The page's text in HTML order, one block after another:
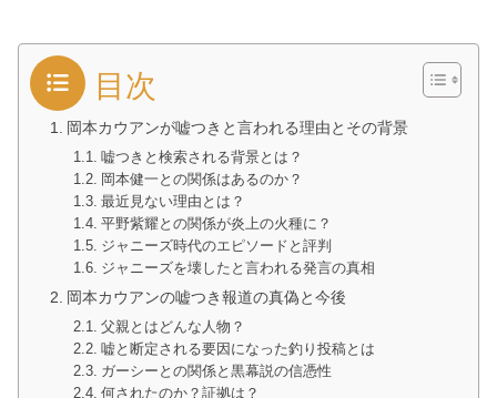
目次
岡本カウアンが嘘つきと言われる理由とその背景
嘘つきと検索される背景とは？
岡本健一との関係はあるのか？
最近見ない理由とは？
平野紫耀との関係が炎上の火種に？
ジャニーズ時代のエピソードと評判
ジャニーズを壊したと言われる発言の真相
岡本カウアンの嘘つき報道の真偽と今後
父親とはどんな人物？
嘘と断定される要因になった釣り投稿とは
ガーシーとの関係と黒幕説の信憑性
何されたのか？証拠は？